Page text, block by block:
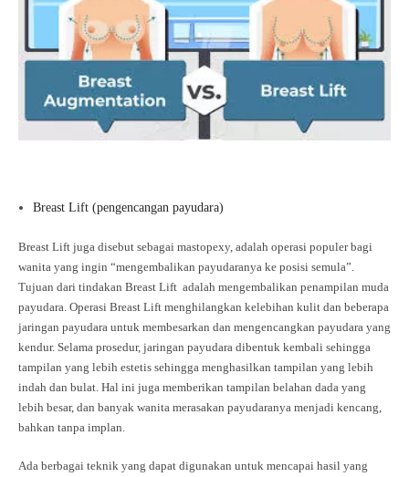
Breast Lift (pengencangan payudara)
Breast Lift juga disebut sebagai mastopexy, adalah operasi populer bagi
wanita yang ingin “mengembalikan payudaranya ke posisi semula”.
Tujuan dari tindakan Breast Lift adalah mengembalikan penampilan muda
payudara. Operasi Breast Lift menghilangkan kelebihan kulit dan beberapa
jaringan payudara untuk membesarkan dan mengencangkan payudara yang
kendur. Selama prosedur, jaringan payudara dibentuk kembali sehingga
tampilan yang lebih estetis sehingga menghasilkan tampilan yang lebih
indah dan bulat. Hal ini juga memberikan tampilan belahan dada yang
lebih besar, dan banyak wanita merasakan payudaranya menjadi kencang,
bahkan tanpa implan.
Ada berbagai teknik yang dapat digunakan untuk mencapai hasil yang